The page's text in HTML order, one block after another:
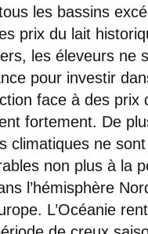
les bassins
prix du lait
les éleveurs ne
pour investir
face à des prix
fortement. De
climatiques ne
non plus à la
l’hémisphère
L’Océanie